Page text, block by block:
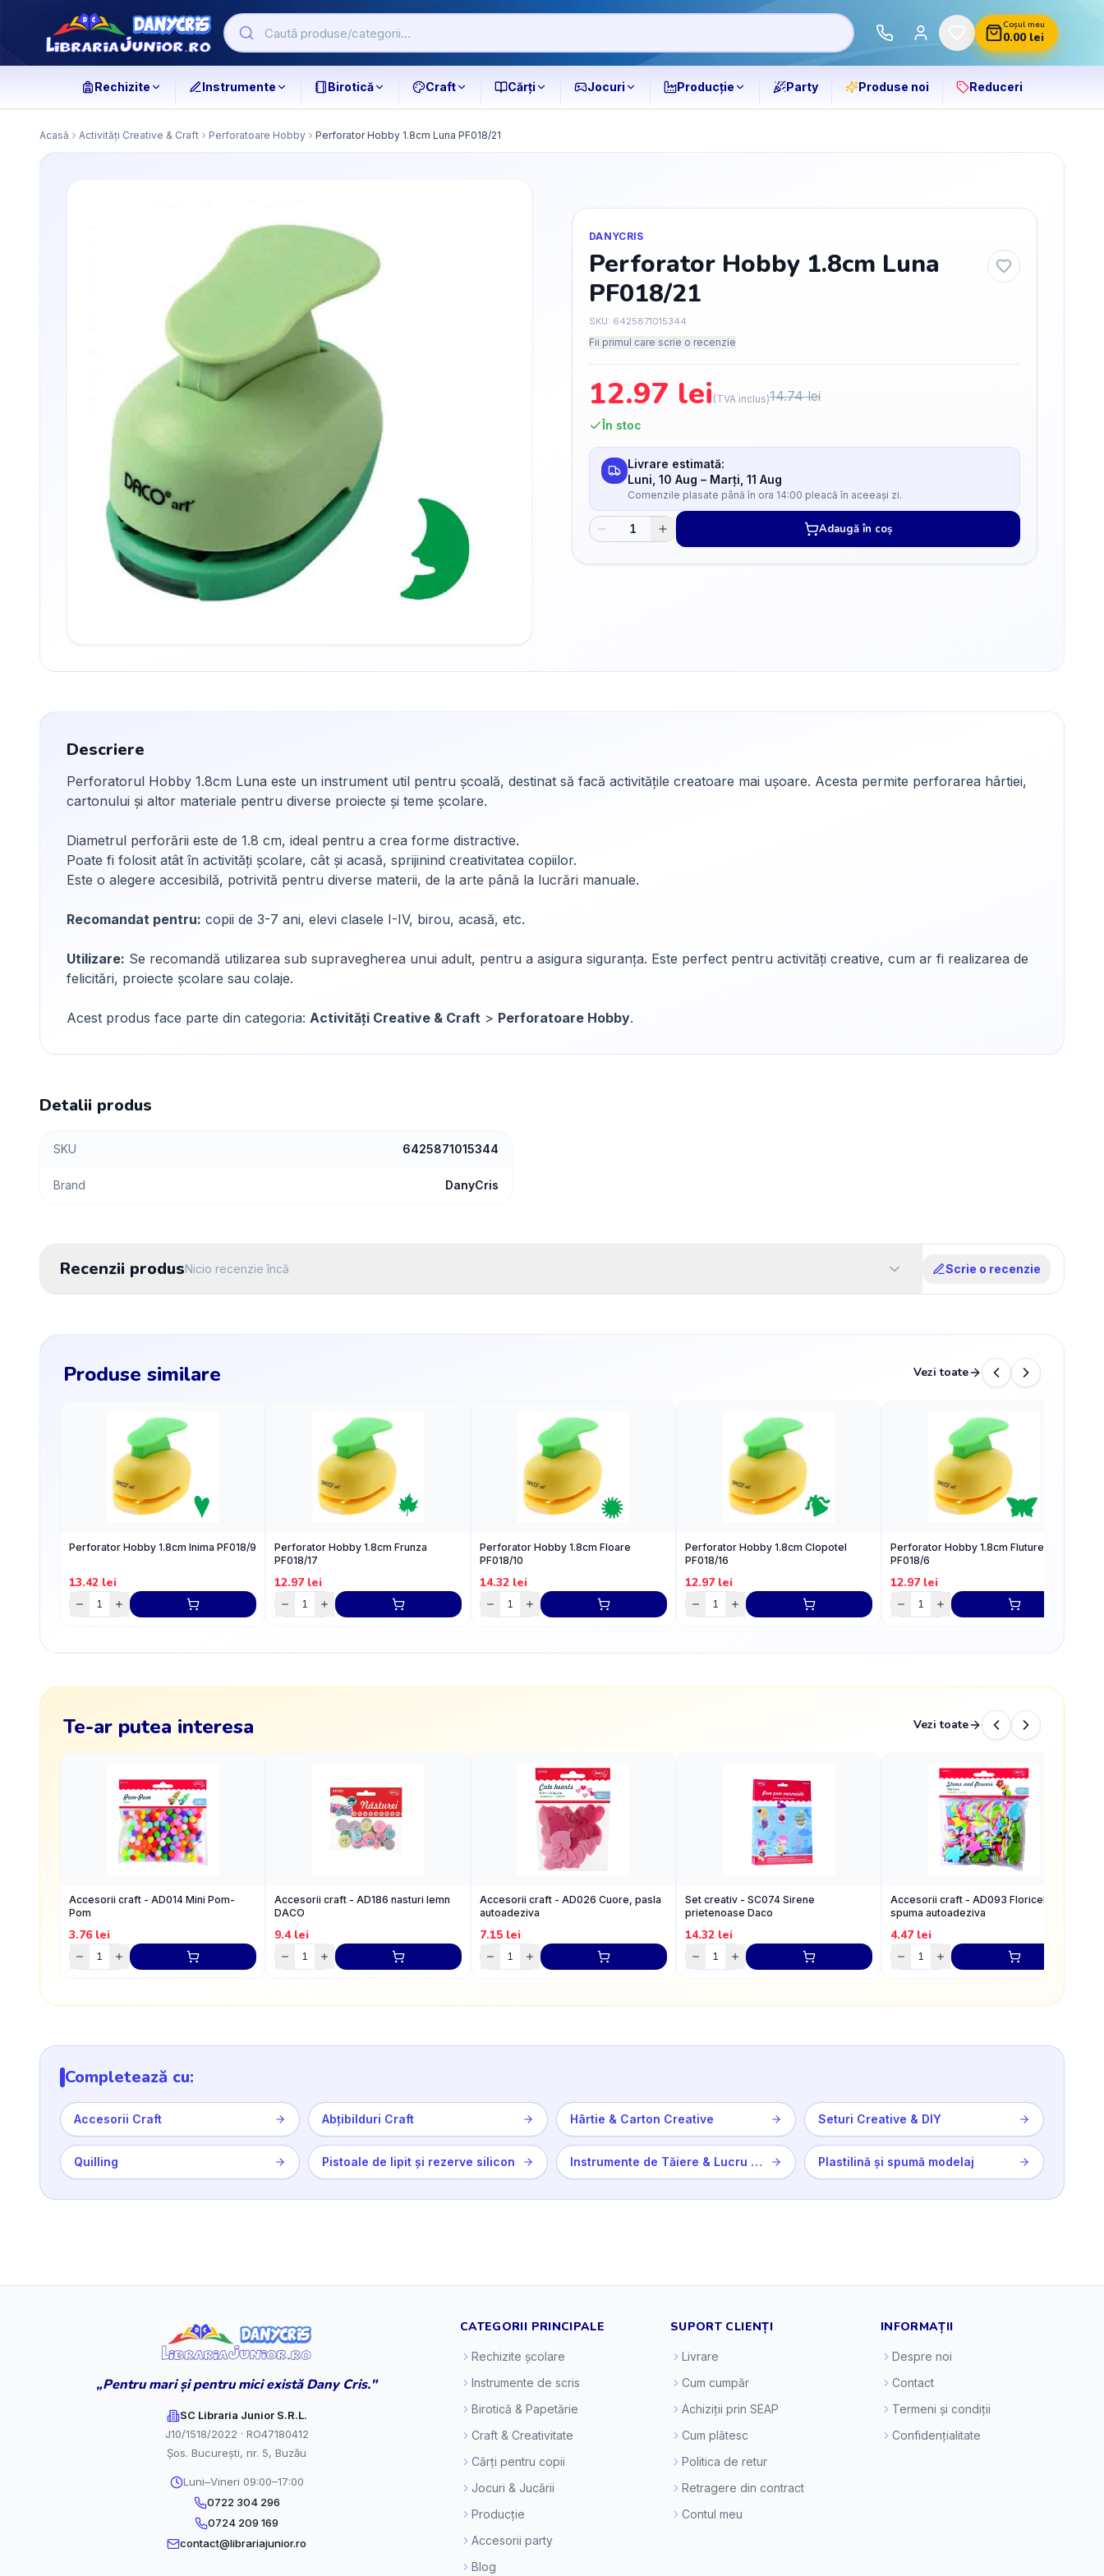
Coșul meu
0.00lei
Rechizite Instrumente Birotică Craft Cărți Jocuri Producție Party Produse noi Reduceri
Acasă Activități Creative & Craft Perforatoare Hobby Perforator Hobby 1.8cm Luna PF018/21
DANYCRIS
Perforator Hobby 1.8cm Luna
PF018/21
SKU: 6425871015344
Fii primul care scrie o recenzie
12.97 lei (TVA inclus)14.74lei
În stoc
Livrare estimată:
Luni, 10 Aug – Marți, 11 Aug
Comenzile plasate până în ora 14:00 pleacă în aceeași zi.
Adaugă în coș
Descriere
Perforatorul Hobby 1.8cm Luna este un instrument util pentru școală, destinat să facă activitățile creatoare mai ușoare. Acesta permite perforarea hârtiei,
cartonului și altor materiale pentru diverse proiecte și teme școlare.
Diametrul perforării este de 1.8 cm, ideal pentru a crea forme distractive.
Poate fi folosit atât în activități școlare, cât și acasă, sprijinind creativitatea copiilor.
Este o alegere accesibilă, potrivită pentru diverse materii, de la arte până la lucrări manuale.
Recomandat pentru: copii de 3-7 ani, elevi clasele I-IV, birou, acasă, etc.
Utilizare: Se recomandă utilizarea sub supravegherea unui adult, pentru a asigura siguranța. Este perfect pentru activități creative, cum ar fi realizarea de
felicitări, proiecte școlare sau colaje.
Acest produs face parte din categoria: Activități Creative & Craft > Perforatoare Hobby.
Detalii produs
SKU 6425871015344
Brand DanyCris
Recenzii produsNicio recenzie încă Scrie o recenzie
Produse similare Vezi toate
Perforator Hobby 1.8cm Inima PF018/9
13.42 lei
Perforator Hobby 1.8cm Frunza
PF018/17
12.97lei
Perforator Hobby 1.8cm Floare
PF018/10
14.32 lei
Perforator Hobby 1.8cm Clopotel
PF018/16
12.97lei
Perforator Hobby 1.8cm Fluture
PF018/6
12.97lei
Te-ar putea interesa Vezi toate
Accesorii craft - AD014 Mini Pom-
Pom
3.76lei
Accesorii craft - AD186 nasturi lemn
DACO
9.4lei
Accesorii craft - AD026 Cuore, pasla
autoadeziva
7.15 lei
Set creativ - SC074 Sirene
prietenoase Daco
14.32 lei
Accesorii craft - AD093 Floricele din
spuma autoadeziva
4.47lei
Completează cu:
Accesorii Craft Abțibilduri Craft Hârtie & Carton Creative Seturi Creative & DIY
Quilling Pistoale de lipit și rezerve silicon Instrumente de Tăiere & Lucru Manual Plastilină și spumă modelaj
„Pentru mari și pentru mici există Dany Cris."
SC Libraria Junior S.R.L.
J10/1518/2022 · RO47180412
Șos. București, nr. 5, Buzău
Luni–Vineri 09:00–17:00
0722 304 296
0724 209 169
contact@librariajunior.ro
CATEGORII PRINCIPALE
Rechizite școlare
Instrumente de scris
Birotică & Papetărie
Craft & Creativitate
Cărți pentru copii
Jocuri & Jucării
Producție
Accesorii party
Blog
SUPORT CLIENȚI
Livrare
Cum cumpăr
Achiziții prin SEAP
Cum plătesc
Politica de retur
Retragere din contract
Contul meu
INFORMAȚII
Despre noi
Contact
Termeni și condiții
Confidențialitate